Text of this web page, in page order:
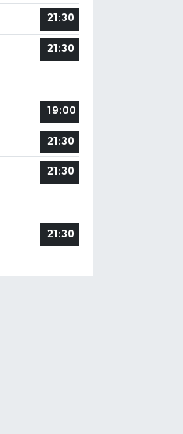
21:30
21:30
19:00
21:30
21:30
21:30